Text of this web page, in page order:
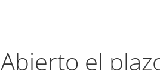
Abierto el